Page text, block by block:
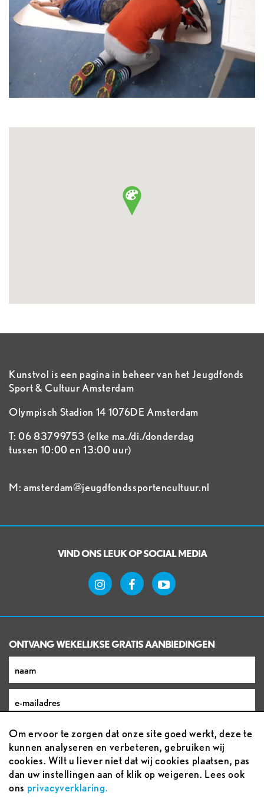
Kunstvol is een pagina in beheer van het Jeugdfonds
Sport & Cultuur Amsterdam
Olympisch Stadion 14 1076DE Amsterdam
T: 06 83799753 (elke ma./di./donderdag
tussen 10:00 en 13:00 uur)
M: amsterdam@jeugdfondssportencultuur.nl
VIND ONS LEUK OP SOCIAL MEDIA
ONTVANG WEKELIJKSE GRATIS AANBIEDINGEN
Om ervoor te zorgen dat onze site goed werkt, deze te
kunnen analyseren en verbeteren, gebruiken wij
cookies. Wilt u liever niet dat wij cookies plaatsen, pas
dan uw instellingen aan of klik op weigeren. Lees ook
ons privacyverklaring.